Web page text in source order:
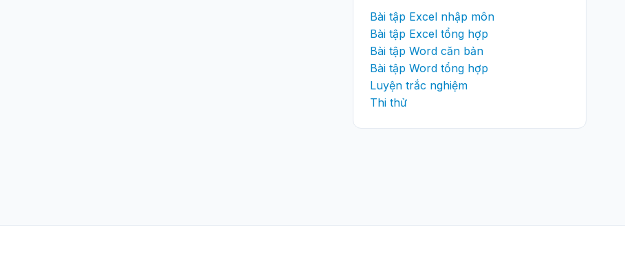
Bài tập Excel nhập môn
Bài tập Excel tổng hợp
Bài tập Word căn bản
Bài tập Word tổng hợp
Luyện trắc nghiệm
Thi thử